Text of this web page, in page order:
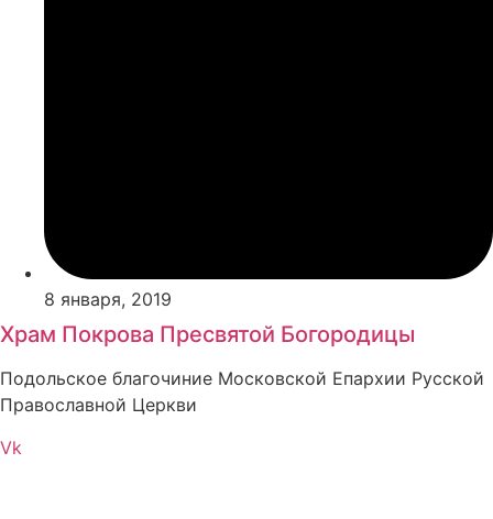
8 января, 2019
Храм Покрова Пресвятой Богородицы
Подольское благочиние Московской Епархии Русской
Православной Церкви
Vk